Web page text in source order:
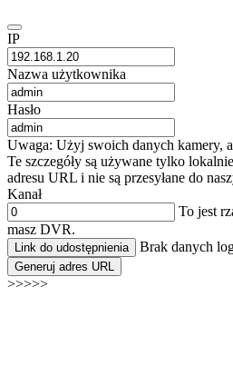
IP
Nazwa użytkownika
Hasło
Uwaga: Użyj swoich danych kamery,
Te szczegóły są używane tylko
adresu URL i nie są przesyłane do
Kanał
To jest
masz DVR.
Link do udostępnienia Brak danych
Generuj adres URL
>>>>>